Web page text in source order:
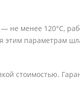
не менее 120°С,
этим параметрам
стоимостью.